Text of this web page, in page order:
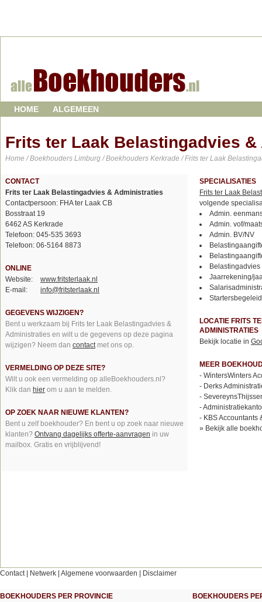
HOME ALGEMEEN
Frits ter Laak Belastingadvies
Home /Boekhouders Limburg/Boekhouders Kerkrade / Frits ter Laak
CONTACT
Frits ter Laak Belastingadvies & Administraties
Contactpersoon: FHA ter Laak CB
Bosstraat 19
6462 AS Kerkrade
Telefoon: 045-535 3693
Telefoon: 06-5164 8873
ONLINE
Website:
www.fritsterlaak.nl
E-mail:
info@fritsterlaak.nl
GEGEVENS WIJZIGEN?
Bent u werkzaam bij Frits ter Laak Belastingadvies &
Administraties en wilt u de gegevens op deze pagina
wijzigen? Neem dan contactmet ons op.
VERMELDING OP DEZE SITE?
Wilt u ook een vermelding op alleBoekhouders.nl?
Klik dan hier om u aan te melden.
OP ZOEK NAAR NIEUWE KLANTEN?
Bent u zelf boekhouder? En bent u op zoek naar nieuwe
klanten? Ontvang dagelijks offerte-aanvragen in uw
mailbox. Gratis en vrijblijvend!
SPECIALISATIES
Frits ter Laak
volgende
Admin.
Admin. vof/
Admin. BV/NV
Belastingadvies
Jaarrekening/
LOCATIE FRITS
ADMINISTRATIES
Bekijk locatie in
MEER
- WintersWinters
- Derks
-
-
- KBS Accountants
» Bekijk alle
Contact| Netwerk Algemene voorwaarden Disclaimer
BOEKHOUDERS PER PROVINCIE BOEKHOUDERS